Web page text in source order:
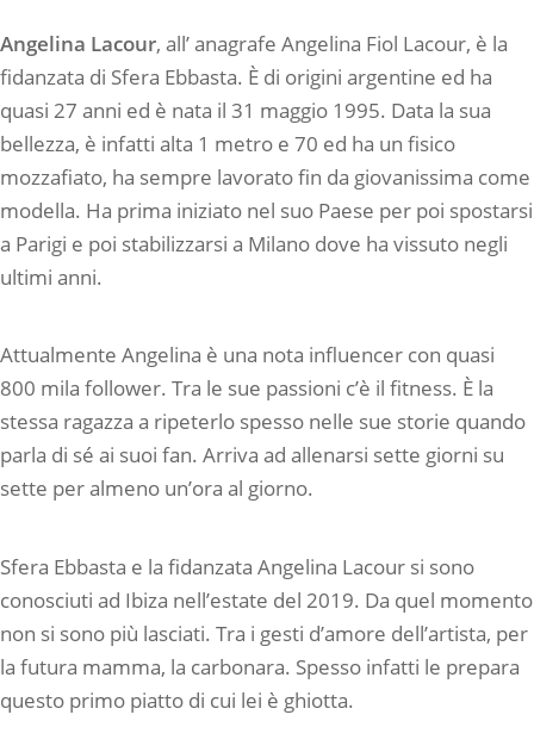
Angelina Lacour, all’ anagrafe Angelina Fiol Lacour, è la
fidanzata di Sfera Ebbasta. È di origini argentine ed ha
quasi 27 anni ed è nata il 31 maggio 1995. Data la sua
bellezza, è infatti alta 1 metro e 70 ed ha un fisico
mozzafiato, ha sempre lavorato fin da giovanissima come
modella. Ha prima iniziato nel suo Paese per poi spostarsi
a Parigi e poi stabilizzarsi a Milano dove ha vissuto negli
ultimi anni.
Attualmente Angelina è una nota influencer con quasi
800 mila follower. Tra le sue passioni c’è il fitness. È la
stessa ragazza a ripeterlo spesso nelle sue storie quando
parla di sé ai suoi fan. Arriva ad allenarsi sette giorni su
sette per almeno un’ora al giorno.
Sfera Ebbasta e la fidanzata Angelina Lacour si sono
conosciuti ad Ibiza nell’estate del 2019. Da quel momento
non si sono più lasciati. Tra i gesti d’amore dell’artista, per
la futura mamma, la carbonara. Spesso infatti le prepara
questo primo piatto di cui lei è ghiotta.